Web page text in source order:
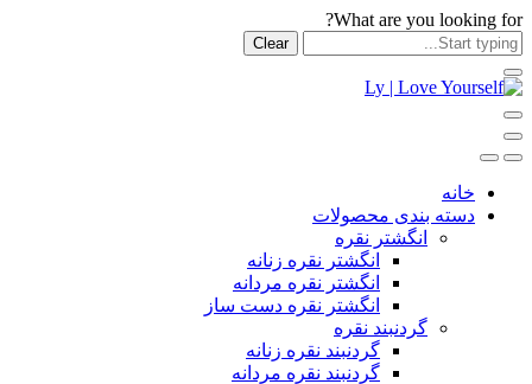
What are you looking for?
Clear
خانه
دسته بندی محصولات
انگشتر نقره
انگشتر نقره زنانه
انگشتر نقره مردانه
انگشتر نقره دست ساز
گردنبند نقره
گردنبند نقره زنانه
گردنبند نقره مردانه